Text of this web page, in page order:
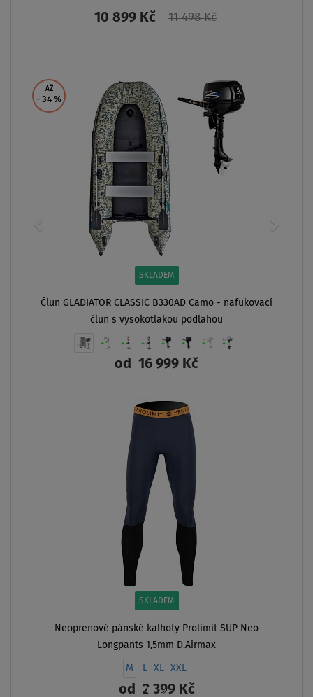
10 899 Kč 11 498 Kč
AŽ
- 34 %
SKLADEM
Člun GLADIATOR CLASSIC B330AD Camo - nafukovací
člun s vysokotlakou podlahou
od 16 999 Kč
ZOBRAZIT
SKLADEM
Neoprenové pánské kalhoty Prolimit SUP Neo
Longpants 1,5mm D.Airmax
M XL XXL
od 2 399 Kč